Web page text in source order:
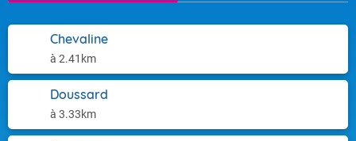
Chevaline
à 2.41km
Doussard
à 3.33km